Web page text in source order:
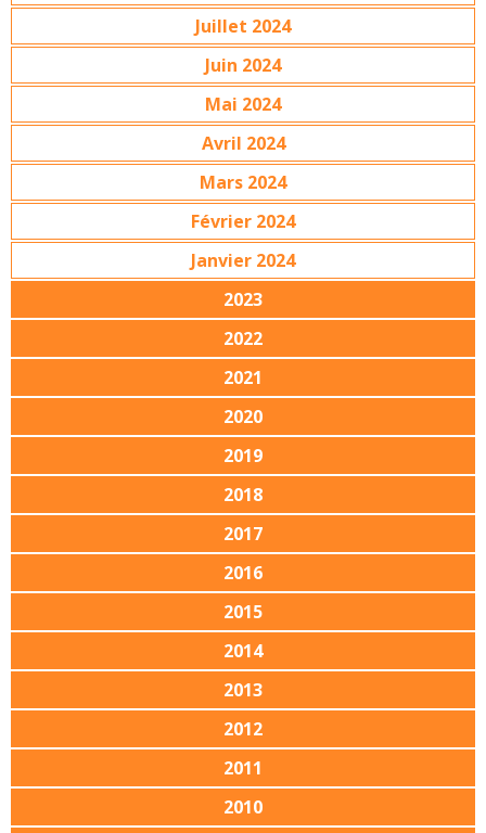
Juillet 2024
Juin 2024
Mai 2024
Avril 2024
Mars 2024
Février 2024
Janvier 2024
2023
2022
2021
2020
2019
2018
2017
2016
2015
2014
2013
2012
2011
2010